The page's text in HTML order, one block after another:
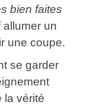
bien faites
allumer un
une coupe.
se garder
la vérité